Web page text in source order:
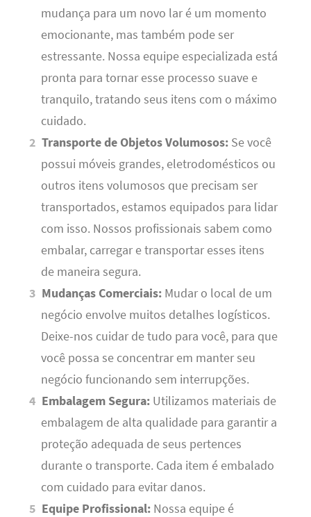
mudança para um novo lar é um momento
emocionante, mas também pode ser
estressante. Nossa equipe especializada está
pronta para tornar esse processo suave e
tranquilo, tratando seus itens com o máximo
cuidado.
Transporte de Objetos Volumosos: Se você
possui móveis grandes, eletrodomésticos ou
outros itens volumosos que precisam ser
transportados, estamos equipados para lidar
com isso. Nossos profissionais sabem como
embalar, carregar e transportar esses itens
de maneira segura.
Mudanças Comerciais: Mudar o local de um
negócio envolve muitos detalhes logísticos.
Deixe-nos cuidar de tudo para você, para que
você possa se concentrar em manter seu
negócio funcionando sem interrupções.
Embalagem Segura: Utilizamos materiais de
embalagem de alta qualidade para garantir a
proteção adequada de seus pertences
durante o transporte. Cada item é embalado
com cuidado para evitar danos.
Equipe Profissional: Nossa equipe é